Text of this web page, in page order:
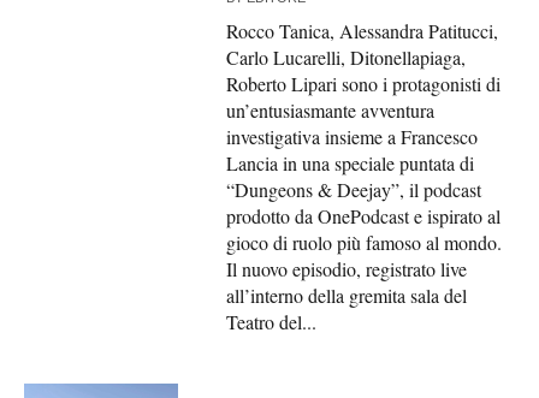
Rocco Tanica, Alessandra Patitucci,
Carlo Lucarelli, Ditonellapiaga,
Roberto Lipari sono i protagonisti di
un’entusiasmante avventura
investigativa insieme a Francesco
Lancia in una speciale puntata di
“Dungeons & Deejay”, il podcast
prodotto da OnePodcast e ispirato al
gioco di ruolo più famoso al mondo.
Il nuovo episodio, registrato live
all’interno della gremita sala del
Teatro del...